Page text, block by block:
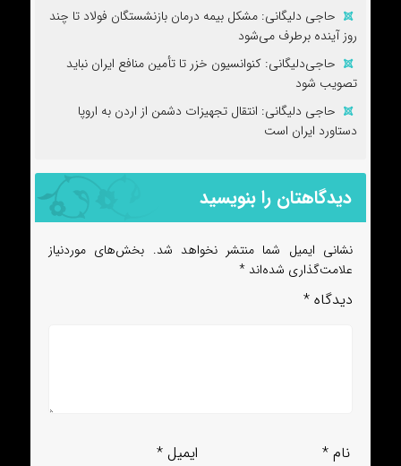
حاجی دلیگانی: مشکل بیمه درمان بازنشستگان فولاد تا چند
روز آینده برطرف می‌شود
حاجی‌دلیگانی: کنوانسیون خزر تا تأمین منافع ایران نباید
تصویب شود
حاجی دلیگانی: انتقال تجهیزات دشمن از اردن به اروپا
دستاورد ایران است
دیدگاهتان را بنویسید
نشانی ایمیل شما منتشر نخواهد شد. بخش‌های موردنیاز
علامت‌گذاری شده‌اند *
دیدگاه *
نام* ایمیل*